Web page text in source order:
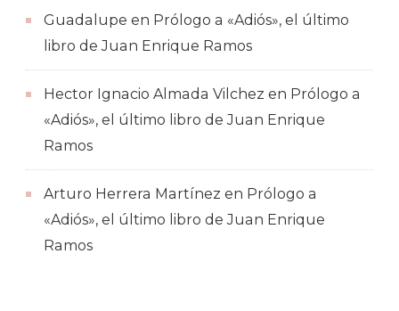
Guadalupe en Prólogo a «Adiós», el último
libro de Juan Enrique Ramos
Hector Ignacio Almada Vilchez en Prólogo a
«Adiós», el último libro de Juan Enrique
Ramos
Arturo Herrera Martínez en Prólogo a
«Adiós», el último libro de Juan Enrique
Ramos